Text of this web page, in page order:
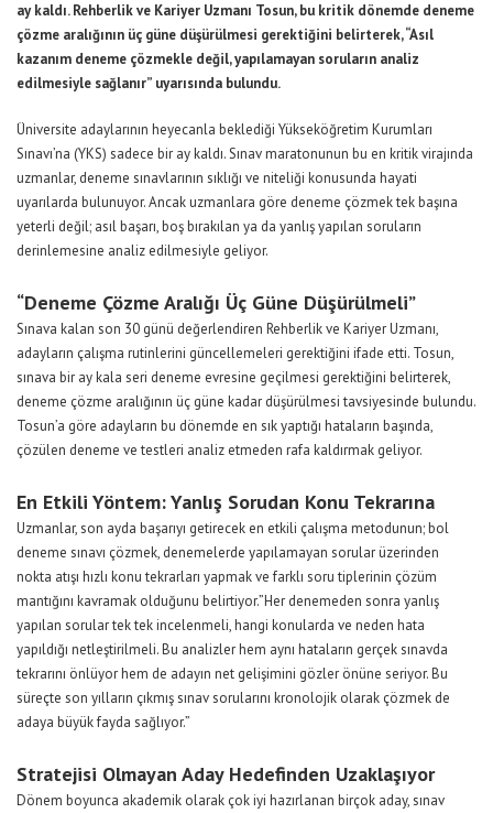
ay kaldı. Rehberlik ve Kariyer Uzmanı Tosun, bu kritik dönemde deneme
çözme aralığının üç güne düşürülmesi gerektiğini belirterek, “Asıl
kazanım deneme çözmekle değil, yapılamayan soruların analiz
edilmesiyle sağlanır” uyarısında bulundu.
Üniversite adaylarının heyecanla beklediği Yükseköğretim Kurumları
Sınavı’na (YKS) sadece bir ay kaldı. Sınav maratonunun bu en kritik virajında
uzmanlar, deneme sınavlarının sıklığı ve niteliği konusunda hayati
uyarılarda bulunuyor. Ancak uzmanlara göre deneme çözmek tek başına
yeterli değil; asıl başarı, boş bırakılan ya da yanlış yapılan soruların
derinlemesine analiz edilmesiyle geliyor.
“Deneme Çözme Aralığı Üç Güne Düşürülmeli”
Sınava kalan son 30 günü değerlendiren Rehberlik ve Kariyer Uzmanı,
adayların çalışma rutinlerini güncellemeleri gerektiğini ifade etti. Tosun,
sınava bir ay kala seri deneme evresine geçilmesi gerektiğini belirterek,
deneme çözme aralığının üç güne kadar düşürülmesi tavsiyesinde bulundu.
Tosun’a göre adayların bu dönemde en sık yaptığı hataların başında,
çözülen deneme ve testleri analiz etmeden rafa kaldırmak geliyor.
En Etkili Yöntem: Yanlış Sorudan Konu Tekrarına
Uzmanlar, son ayda başarıyı getirecek en etkili çalışma metodunun; bol
deneme sınavı çözmek, denemelerde yapılamayan sorular üzerinden
nokta atışı hızlı konu tekrarları yapmak ve farklı soru tiplerinin çözüm
mantığını kavramak olduğunu belirtiyor.”Her denemeden sonra yanlış
yapılan sorular tek tek incelenmeli, hangi konularda ve neden hata
yapıldığı netleştirilmeli. Bu analizler hem aynı hataların gerçek sınavda
tekrarını önlüyor hem de adayın net gelişimini gözler önüne seriyor. Bu
süreçte son yılların çıkmış sınav sorularını kronolojik olarak çözmek de
adaya büyük fayda sağlıyor.”
Stratejisi Olmayan Aday Hedefinden Uzaklaşıyor
Dönem boyunca akademik olarak çok iyi hazırlanan birçok aday, sınav